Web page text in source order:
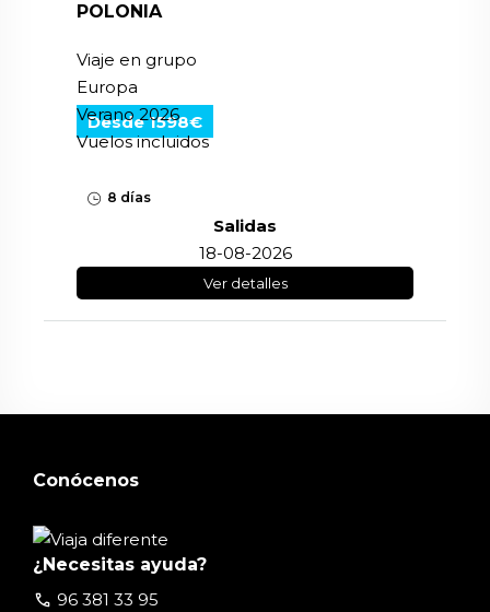
Desde 1598€
POLONIA
Viaje en grupo
Europa
Verano 2026
Vuelos incluidos
8 días
Salidas
18-08-2026
Ver detalles
Conócenos
¿Necesitas ayuda?
call 96 381 33 95